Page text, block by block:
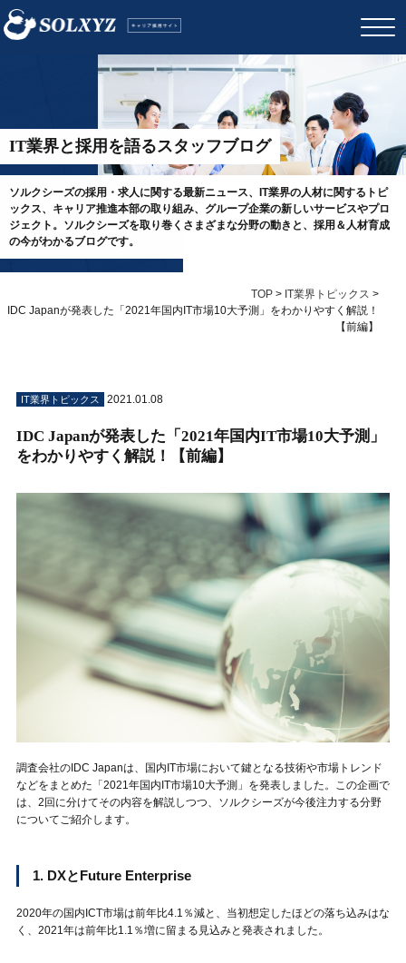
IT業界と採用を語るスタッフブログ
ソルクシーズの採用・求人に関する最新ニュース、IT業界の人材に関するトピ
ックス、キャリア推進本部の取り組み、グループ企業の新しいサービスやプロ
ジェクト。ソルクシーズを取り巻くさまざまな分野の動きと、採用＆人材育成
の今がわかるブログです。
TOP > IT業界トピックス >
IDC Japanが発表した「2021年国内IT市場10大予測」をわかりやすく解説！
【前編】
IT業界トピックス 2021.01.08
IDC Japanが発表した「2021年国内IT市場10大予測」
をわかりやすく解説！【前編】
調査会社のIDC Japanは、国内IT市場において鍵となる技術や市場トレンド
などをまとめた「2021年国内IT市場10大予測」を発表しました。この企画で
は、2回に分けてその内容を解説しつつ、ソルクシーズが今後注力する分野
についてご紹介します。
1. DXとFuture Enterprise
2020年の国内ICT市場は前年比4.1％減と、当初想定したほどの落ち込みはな
く、2021年は前年比1.1％増に留まる見込みと発表されました。